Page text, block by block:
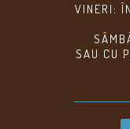
VINERI:
SAU CU